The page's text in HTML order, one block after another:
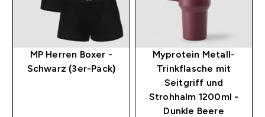
MP Herren Boxer -
Schwarz (3er-Pack)
Myprotein Metall-
Trinkflasche mit
Seitgriff und
Strohhalm 1200ml -
Dunkle Beere